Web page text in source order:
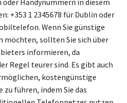
Handynummern in diesem
+353 1 2345678 für Dublin oder
Wenn Sie günstige
möchten, sollten Sie sich über
informieren, da
Regel teurer sind. Es gibt auch
kostengünstige
führen, indem Sie das